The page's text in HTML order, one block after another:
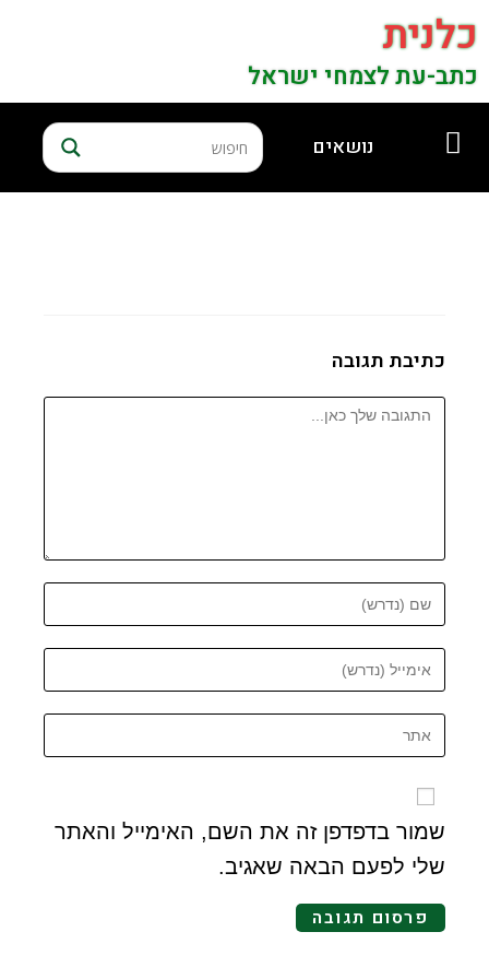
כלנית
כתב-עת לצמחי ישראל
נושאים
כתיבת תגובה
שמור בדפדפן זה את השם, האימייל והאתר
שלי לפעם הבאה שאגיב.